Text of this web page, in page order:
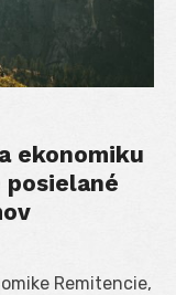
ekonomiku
posielané
Remitencie,